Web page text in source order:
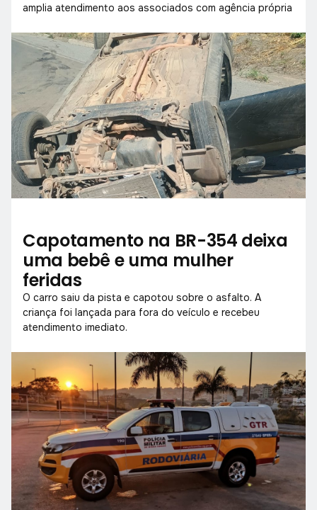
amplia atendimento aos associados com agência própria
Capotamento na BR-354 deixa
uma bebê e uma mulher
feridas
O carro saiu da pista e capotou sobre o asfalto. A
criança foi lançada para fora do veículo e recebeu
atendimento imediato.